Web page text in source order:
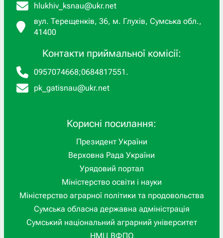
hlukhiv_ksnau@ukr.net
вул. Терещенків, 36, м. Глухів, Сумська обл.,
41400
Контакти приймальної комісії:
0957074668;0684817551 .
pk_gatisnau@ukr.net
Корисні посилання:
Президент України
Верховна Рада України
Урядовий портал
Міністерство освіти і науки
Міністерство аграрної політики та продовольства
Сумська обласна державна адміністрація
Сумський національний аграрний університет
НМЦ ВФПО